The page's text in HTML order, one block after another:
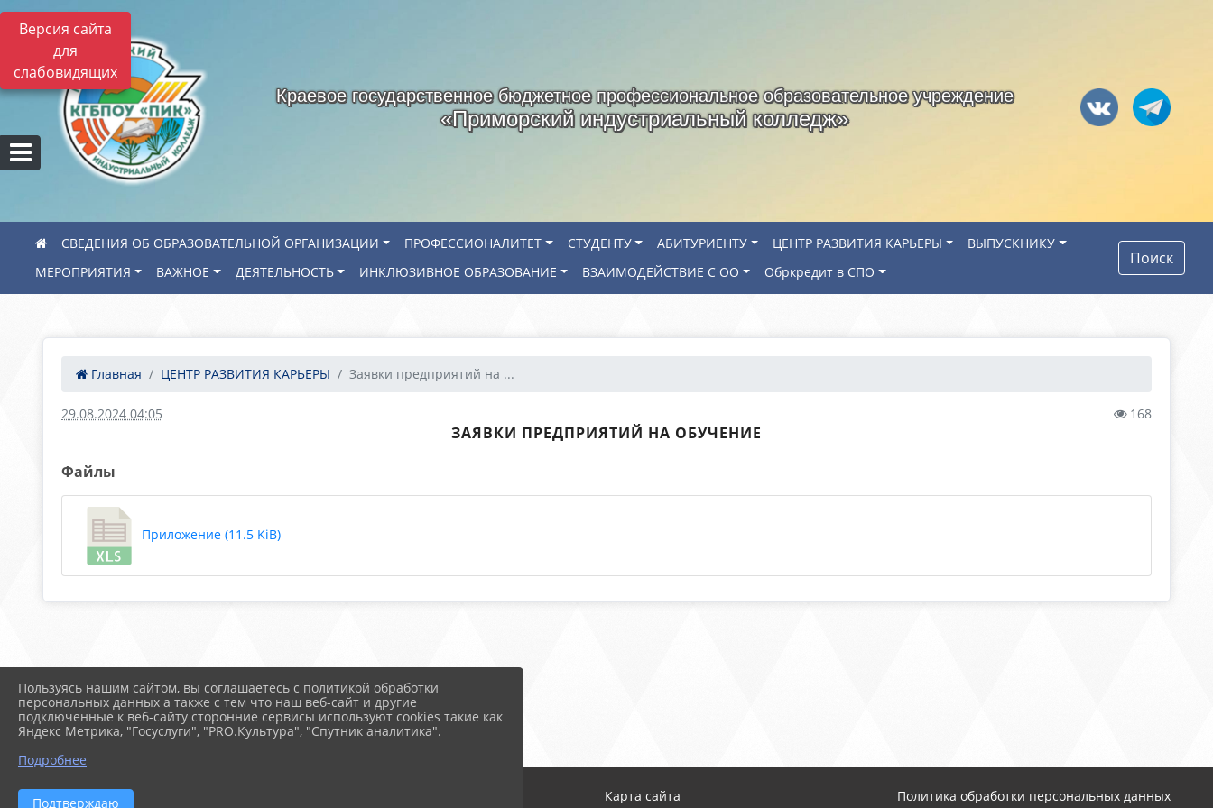
Версия сайта
для
слабовидящих
Краевое государственное бюджетное профессиональное образовательное учреждение
«Приморский индустриальный колледж»
СВЕДЕНИЯ ОБ ОБРАЗОВАТЕЛЬНОЙ ОРГАНИЗАЦИИ ПРОФЕССИОНАЛИТЕТ СТУДЕНТУ АБИТУРИЕНТУ ЦЕНТР РАЗВИТИЯ КАРЬЕРЫ
ВЫПУСКНИКУ
МЕРОПРИЯТИЯ
ВАЖНОЕ ДЕЯТЕЛЬНОСТЬ ИНКЛЮЗИВНОЕ ОБРАЗОВАНИЕ ВЗАИМОДЕЙСТВИЕ С ОО Обркредит в СПО
Поиск
Главная ЦЕНТР РАЗВИТИЯ КАРЬЕРЫ Заявки предприятий на ...
29.08.2024 04:05 168
ЗАЯВКИ ПРЕДПРИЯТИЙ НА ОБУЧЕНИЕ
Файлы
Приложение (11.5 KiB)
2026 г. arspik.ru Карта сайта Политика обработки персональных данных
Пользуясь нашим сайтом, вы соглашаетесь с политикой обработки
персональных данных а также с тем что наш веб-сайт и другие
подключенные к веб-сайту сторонние сервисы используют cookies такие как
Яндекс Метрика, "Госуслуги", "PRO.Культура", "Спутник аналитика".
Подробнее
Подтверждаю